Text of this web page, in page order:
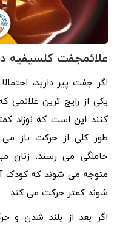
علائمجفت کلسیفیه در
اگر جفت پیر دارید،
یکی از رایج ترین
کنند این است که نوزاد
طور کلی از حرکت باز می
حاملگی می رسند. زنان
متوجه می شوند که کودک
شوند کمتر حرکت می کند.
اگر بعد از بلند شدن و